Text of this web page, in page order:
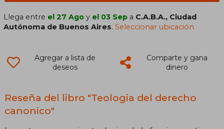
Llega entre el 27 Ago y el 03 Sep a C.A.B.A., Ciudad
Autónoma de Buenos Aires.Seleccionar ubicación
Agregar a lista de
deseos
Comparte y gana
dinero
Reseña del libro "Teologia del derecho
canonico"